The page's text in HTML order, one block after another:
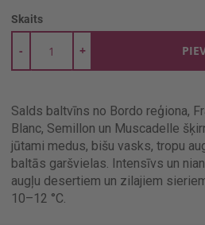
Skaits
+
-
Salds baltvīns no Bordo reģiona,
Blanc, Semillon un Muscadelle
jūtami medus, bišu vasks, tropu
baltās garšvielas. Intensīvs un
augļu desertiem un zilajiem
10–12 °C.